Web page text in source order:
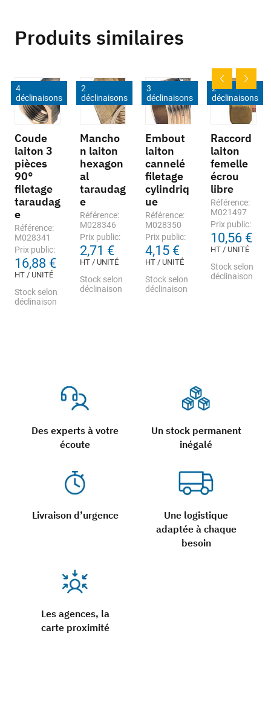
Des experts à votre
écoute
Un stock permanent
inégalé
Livraison d’urgence
Une logistique
adaptée à chaque
besoin
Les agences, la
carte proximité
Produits similaires
4
déclinaisons
Coude
laiton 3
pièces
90°
filetage
taraudag
e
Référence:
M028341
Prix public:
16,88 €
HT / UNITÉ
Stock selon
déclinaison
2
déclinaisons
Mancho
n laiton
hexagon
al
taraudag
e
Référence:
M028346
Prix public:
2,71 €
HT / UNITÉ
Stock selon
déclinaison
3
déclinaisons
Embout
laiton
cannelé
filetage
cylindriq
ue
Référence:
M028350
Prix public:
4,15 €
HT / UNITÉ
Stock selon
déclinaison
2
déclinaisons
Raccord
laiton
femelle
écrou
libre
Référence:
M021497
Prix public:
10,56 €
HT / UNITÉ
Stock selon
déclinaison